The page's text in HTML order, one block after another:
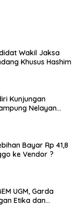
Wakil Jaksa
Khusus Hashim
Kunjungan
Nelayan
Bayar Rp 41,8
ke Vendor ?
UGM, Garda
Etika dan